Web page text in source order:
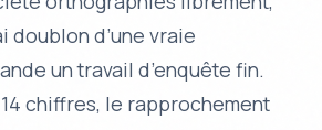
doublon d’une vraie
un travail d’enquête fin.
14 chiffres, le rapprochement